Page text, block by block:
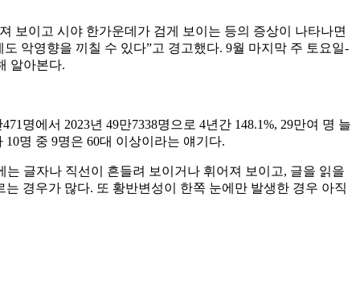
보이고 시야 한가운데가 검게 보이는 등의 증상이 나타나면
악영향을 끼칠 수 있다”고 경고했다. 9월 마지막 주 토요일-
알아본다.
명에서 2023년 49만7338명으로 4년간 148.1%, 29만여 명 늘
명 중 9명은 60대 이상이라는 얘기다.
글자나 직선이 흔들려 보이거나 휘어져 보이고, 글을 읽을
경우가 많다. 또 황반변성이 한쪽 눈에만 발생한 경우 아직